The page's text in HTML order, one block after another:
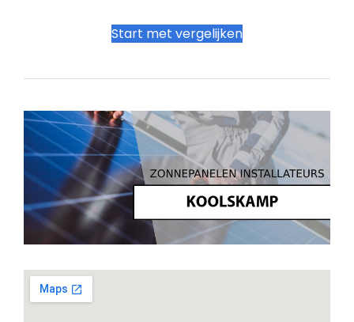
Start met vergelijken